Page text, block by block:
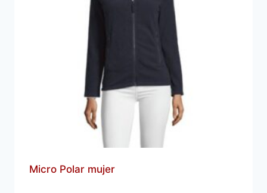
Micro Polar mujer